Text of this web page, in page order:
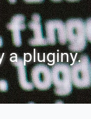
a pluginy.